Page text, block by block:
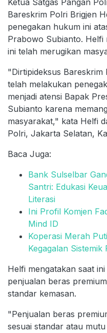
Ketua Satgas Pangan
Bareskrim Polri Brigjen
penegakan hukum ini
Prabowo Subianto. Helfi
ini telah merugikan
"Dirtipideksus Bareskrim
telah melakukan
menjadi atensi Bapak
Subianto karena
masyarakat," kata Helfi
Polri, Jakarta Selatan,
Baca Juga:
Bank Sulselbar
Santri: Edukasi
Literasi
Ini Profil Komjen
Mind ID
Koperasi Merah
Kegagalan
Helfi mengatakan saat
penjualan beras
standar kemasan.
"Penjualan beras
sesuai standar atau